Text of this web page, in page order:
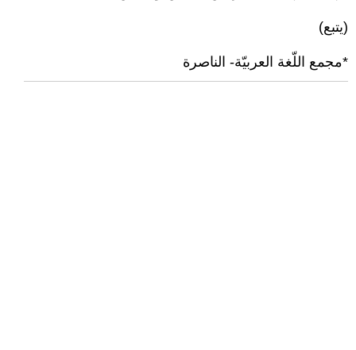
(يتبع)
*مجمع اللّغة العربيّة- الناصرة